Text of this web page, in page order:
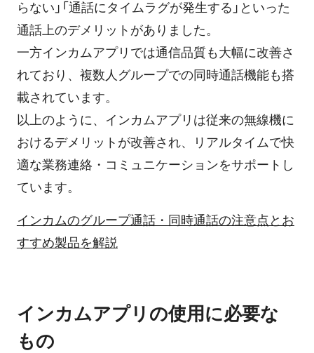
らない」「通話にタイムラグが発生する」といった
通話上のデメリットがありました。
一方インカムアプリでは通信品質も大幅に改善さ
れており、複数人グループでの同時通話機能も搭
載されています。
以上のように、インカムアプリは従来の無線機に
おけるデメリットが改善され、リアルタイムで快
適な業務連絡・コミュニケーションをサポートし
ています。
インカムのグループ通話・同時通話の注意点とお
すすめ製品を解説
インカムアプリの使用に必要な
もの